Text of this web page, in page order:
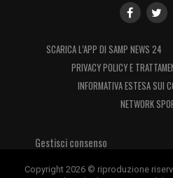
SCARICA L’APP DI SAMP NEWS 24
PRIVACY POLICY E
INFORMATIVA ESTESA SUI
NETWORK
Gestisci consenso
Copyright 2026 © riproduzione